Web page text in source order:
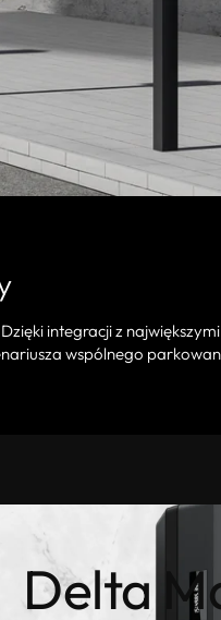
integracji z największymi
wspólnego
Delta